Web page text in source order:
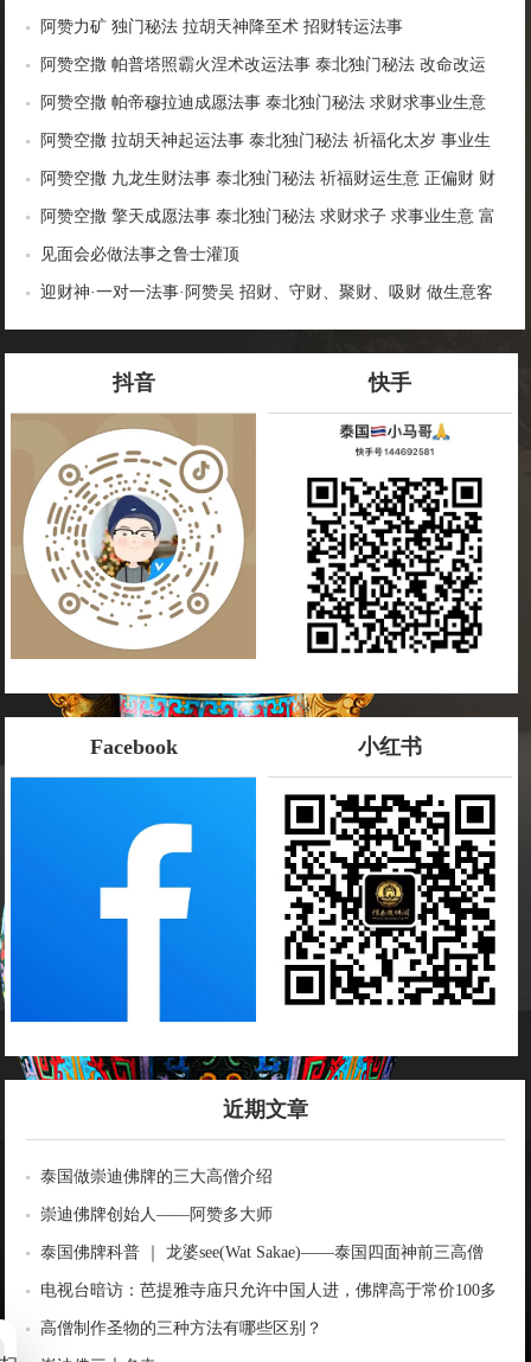
阿赞力矿 独门秘法 拉胡天神降至术 招财转运法事
阿赞空撒 帕普塔照霸火涅术改运法事 泰北独门秘法 改命改运
转走霉运 增益命盘 转换磁场
阿赞空撒 帕帝穆拉迪成愿法事 泰北独门秘法 求财求事业生意
富贵姻缘 身体健康 权利官运
阿赞空撒 拉胡天神起运法事 泰北独门秘法 祈福化太岁 事业生
意 避小人挡灾 步步高升
阿赞空撒 九龙生财法事 泰北独门秘法 祈福财运生意 正偏财 财
富金钱
阿赞空撒 擎天成愿法事 泰北独门秘法 求财求子 求事业生意 富
贵姻缘 爱情桃花
见面会必做法事之鲁士灌顶
迎财神·一对一法事·阿赞吴 招财、守财、聚财、吸财 做生意客
源不断 年年有余 增人缘，客户缘
抖音 快手
Facebook 小红书
近期文章
泰国做崇迪佛牌的三大高僧介绍
崇迪佛牌创始人——阿赞多大师
泰国佛牌科普 ｜ 龙婆see(Wat Sakae)——泰国四面神前三高僧
电视台暗访：芭提雅寺庙只允许中国人进，佛牌高于常价100多
倍！
高僧制作圣物的三种方法有哪些区别？